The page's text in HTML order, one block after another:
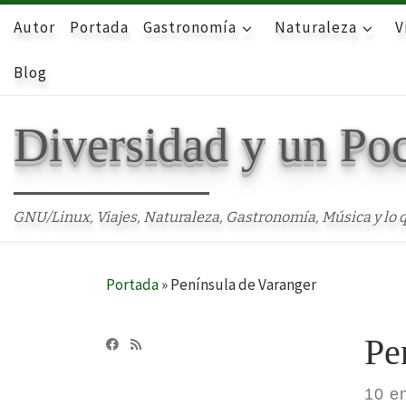
Skip to content
Autor Portada Gastronomía Naturaleza
Blog
Diversidad y un
GNU/Linux, Viajes, Naturaleza, Gastronomía, Música y lo
Portada»Península de Varanger
10